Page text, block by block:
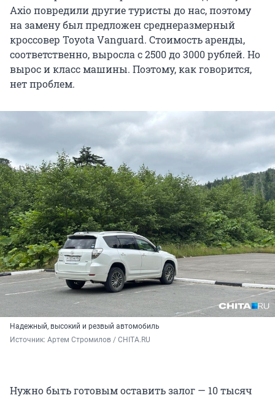
Axio повредили другие туристы до нас, поэтому
на замену был предложен среднеразмерный
кроссовер Toyota Vanguard. Стоимость аренды,
соответственно, выросла с 2500 до 3000 рублей. Но
вырос и класс машины. Поэтому, как говорится,
нет проблем.
Надежный, высокий и резвый автомобиль
Источник: Артем Стромилов / CHITA.RU
Нужно быть готовым оставить залог — 10 тысяч